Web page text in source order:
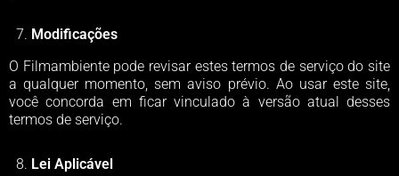
Modificações
O Filmambiente pode revisar estes termos de serviço do site
a qualquer momento, sem aviso prévio. Ao usar este site,
você concorda em ficar vinculado à versão atual desses
termos de serviço.
Lei Aplicável